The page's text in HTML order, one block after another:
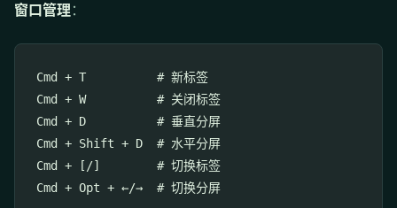
窗口管理 ：
Cmd + T          # 新标签
Cmd + W          # 关闭标签
Cmd + D          # 垂直分屏
Cmd + Shift + D  # 水平分屏
Cmd + [/]        # 切换标签